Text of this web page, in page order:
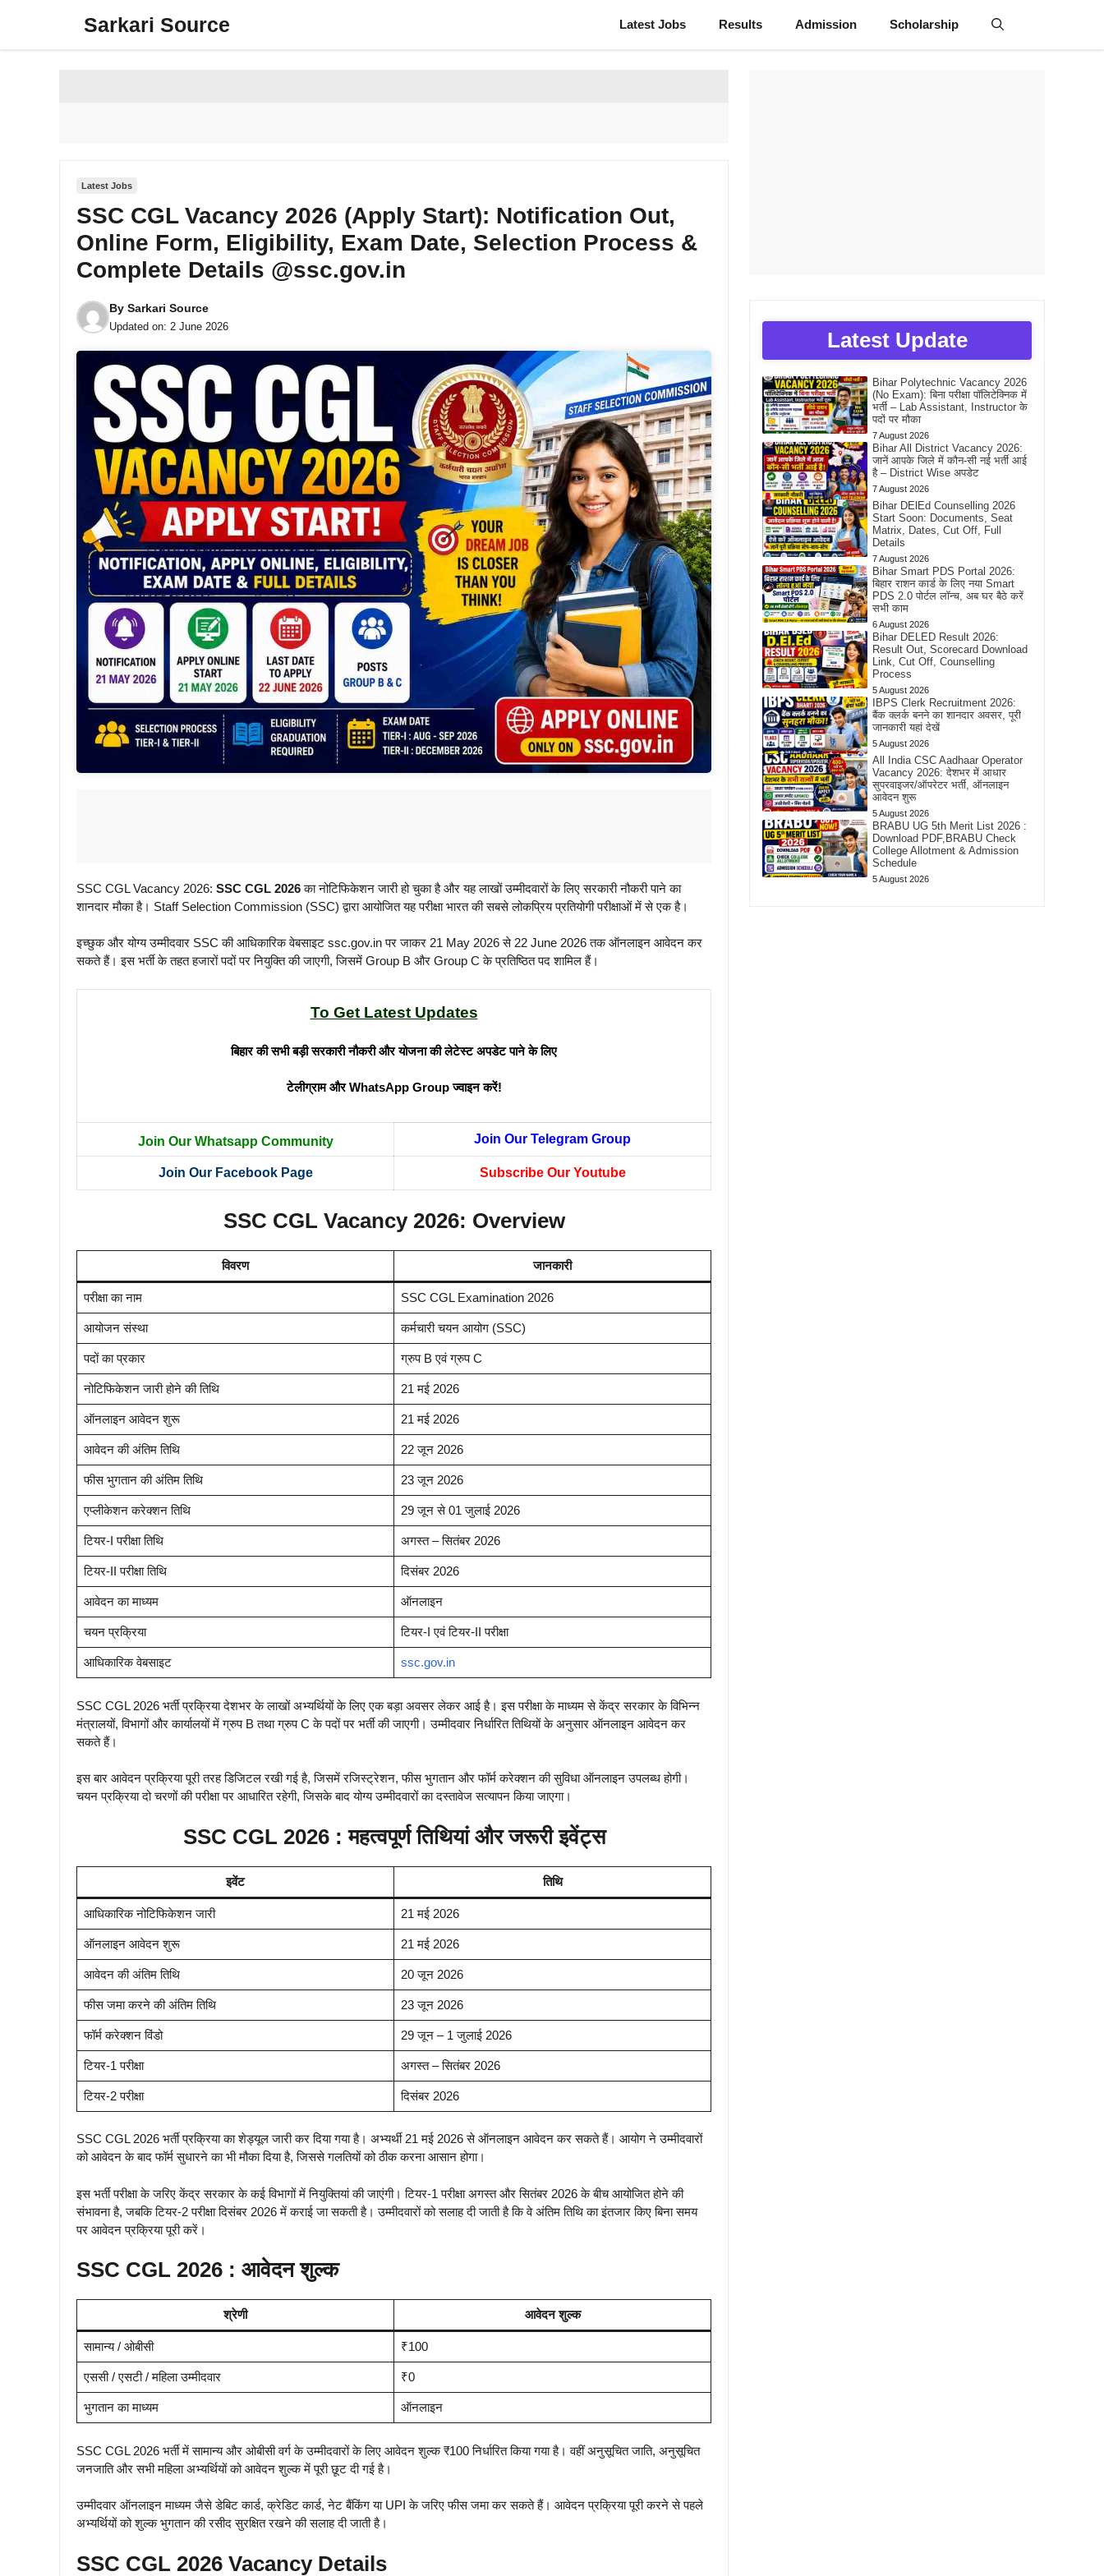
Sarkari Source Latest Jobs Results Admission Scholarship
Latest Jobs
SSC CGL Vacancy 2026 (Apply Start): Notification Out,
Online Form, Eligibility, Exam Date, Selection Process &
Complete Details @ssc.gov.in
By Sarkari Source
Updated on: 2 June 2026
SSC CGL Vacancy 2026: SSC CGL 2026का नोटिफिकेशन जारी हो चुका है और यह लाखों उम्मीदवारों के लिए सरकारी नौकरी पाने का
शानदार मौका है। Staff Selection Commission (SSC) द्वारा आयोजित यह परीक्षा भारत की सबसे लोकप्रिय प्रतियोगी परीक्षाओं में से एक है।
इच्छुक और योग्य उम्मीदवार SSC की आधिकारिक वेबसाइट ssc.gov.in पर जाकर 21 May 2026 से 22 June 2026 तक ऑनलाइन आवेदन कर
सकते हैं। इस भर्ती के तहत हजारों पदों पर नियुक्ति की जाएगी, जिसमें Group B और Group C के प्रतिष्ठित पद शामिल हैं।
To Get Latest Updates
बिहार की सभी बड़ी सरकारी नौकरी और योजना की लेटेस्ट अपडेट पाने के लिए
टेलीग्राम और WhatsApp Group ज्वाइन करें!
Join Our Whatsapp Community Join Our Telegram Group
Join Our Facebook Page Subscribe Our Youtube
SSC CGL Vacancy 2026: Overview
विवरण जानकारी
परीक्षा का नाम SSC CGL Examination 2026
आयोजन संस्था कर्मचारी चयन आयोग (SSC)
पदों का प्रकार ग्रुप B एवं ग्रुप C
नोटिफिकेशन जारी होने की तिथि 21 मई 2026
ऑनलाइन आवेदन शुरू 21 मई 2026
आवेदन की अंतिम तिथि 22 जून 2026
फीस भुगतान की अंतिम तिथि 23 जून 2026
एप्लीकेशन करेक्शन तिथि 29 जून से 01 जुलाई 2026
टियर-I परीक्षा तिथि अगस्त – सितंबर 2026
टियर-II परीक्षा तिथि दिसंबर 2026
आवेदन का माध्यम ऑनलाइन
चयन प्रक्रिया टियर-I एवं टियर-II परीक्षा
आधिकारिक वेबसाइट ssc.gov.in
SSC CGL 2026 भर्ती प्रक्रिया देशभर के लाखों अभ्यर्थियों के लिए एक बड़ा अवसर लेकर आई है। इस परीक्षा के माध्यम से केंद्र सरकार के विभिन्न
मंत्रालयों, विभागों और कार्यालयों में ग्रुप B तथा ग्रुप C के पदों पर भर्ती की जाएगी। उम्मीदवार निर्धारित तिथियों के अनुसार ऑनलाइन आवेदन कर
सकते हैं।
इस बार आवेदन प्रक्रिया पूरी तरह डिजिटल रखी गई है, जिसमें रजिस्ट्रेशन, फीस भुगतान और फॉर्म करेक्शन की सुविधा ऑनलाइन उपलब्ध होगी।
चयन प्रक्रिया दो चरणों की परीक्षा पर आधारित रहेगी, जिसके बाद योग्य उम्मीदवारों का दस्तावेज सत्यापन किया जाएगा।
SSC CGL 2026 : महत्वपूर्ण तिथियां और जरूरी इवेंट्स
इवेंट तिथि
आधिकारिक नोटिफिकेशन जारी 21 मई 2026
ऑनलाइन आवेदन शुरू 21 मई 2026
आवेदन की अंतिम तिथि 20 जून 2026
फीस जमा करने की अंतिम तिथि 23 जून 2026
फॉर्म करेक्शन विंडो 29 जून – 1 जुलाई 2026
टियर-1 परीक्षा अगस्त – सितंबर 2026
टियर-2 परीक्षा दिसंबर 2026
SSC CGL 2026 भर्ती प्रक्रिया का शेड्यूल जारी कर दिया गया है। अभ्यर्थी 21 मई 2026 से ऑनलाइन आवेदन कर सकते हैं। आयोग ने उम्मीदवारों
को आवेदन के बाद फॉर्म सुधारने का भी मौका दिया है, जिससे गलतियों को ठीक करना आसान होगा।
इस भर्ती परीक्षा के जरिए केंद्र सरकार के कई विभागों में नियुक्तियां की जाएंगी। टियर-1 परीक्षा अगस्त और सितंबर 2026 के बीच आयोजित होने की
संभावना है, जबकि टियर-2 परीक्षा दिसंबर 2026 में कराई जा सकती है। उम्मीदवारों को सलाह दी जाती है कि वे अंतिम तिथि का इंतजार किए बिना समय
पर आवेदन प्रक्रिया पूरी करें।
SSC CGL 2026 : आवेदन शुल्क
श्रेणी आवेदन शुल्क
सामान्य / ओबीसी ₹100
एससी / एसटी / महिला उम्मीदवार ₹0
भुगतान का माध्यम ऑनलाइन
SSC CGL 2026 भर्ती में सामान्य और ओबीसी वर्ग के उम्मीदवारों के लिए आवेदन शुल्क ₹100 निर्धारित किया गया है। वहीं अनुसूचित जाति, अनुसूचित
जनजाति और सभी महिला अभ्यर्थियों को आवेदन शुल्क में पूरी छूट दी गई है।
उम्मीदवार ऑनलाइन माध्यम जैसे डेबिट कार्ड, क्रेडिट कार्ड, नेट बैंकिंग या UPI के जरिए फीस जमा कर सकते हैं। आवेदन प्रक्रिया पूरी करने से पहले
अभ्यर्थियों को शुल्क भुगतान की रसीद सुरक्षित रखने की सलाह दी जाती है।
SSC CGL 2026 Vacancy Details
Latest Update
Bihar Polytechnic Vacancy 2026
(No Exam): बिना परीक्षा पॉलिटेक्निक में
भर्ती – Lab Assistant, Instructor के
पदों पर मौका
7 August 2026
Bihar All District Vacancy 2026:
जानें आपके जिले में कौन-सी नई भर्ती आई
है – District Wise अपडेट
7 August 2026
Bihar DElEd Counselling 2026
Start Soon: Documents, Seat
Matrix, Dates, Cut Off, Full
Details
7 August 2026
Bihar Smart PDS Portal 2026:
बिहार राशन कार्ड के लिए नया Smart
PDS 2.0 पोर्टल लॉन्च, अब घर बैठे करें
सभी काम
6 August 2026
Bihar DELED Result 2026:
Result Out, Scorecard Download
Link, Cut Off, Counselling
Process
5 August 2026
IBPS Clerk Recruitment 2026:
बैंक क्लर्क बनने का शानदार अवसर, पूरी
जानकारी यहां देखें
5 August 2026
All India CSC Aadhaar Operator
Vacancy 2026: देशभर में आधार
सुपरवाइजर/ऑपरेटर भर्ती, ऑनलाइन
आवेदन शुरू
5 August 2026
BRABU UG 5th Merit List 2026 :
Download PDF,BRABU Check
College Allotment & Admission
Schedule
5 August 2026